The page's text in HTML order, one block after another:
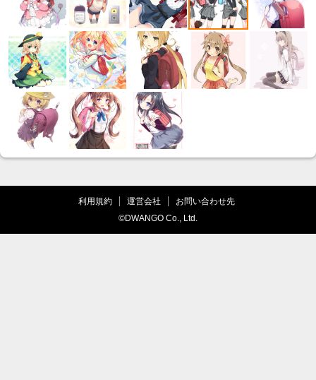
利用規約 運営会社
お問い合わせ先
©DWANGO Co., Ltd.